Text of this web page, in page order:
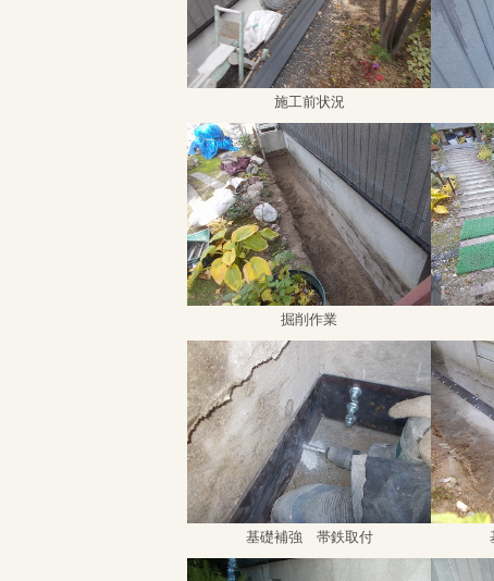
施工前状況
掘削作業
基礎補強 帯鉄取付